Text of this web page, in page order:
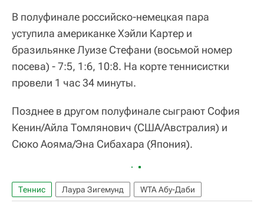
В полуфинале российско-немецкая пара
уступила американке Хэйли Картер и
бразильянке Луизе Стефани (восьмой номер
посева) - 7:5, 1:6, 10:8. На корте теннисистки
провели 1 час 34 минуты.
Позднее в другом полуфинале сыграют София
Кенин/Айла Томлянович (США/Австралия) и
Сюко Аояма/Эна Сибахара (Япония).
Теннис Лаура Зигемунд WTA Абу-Даби